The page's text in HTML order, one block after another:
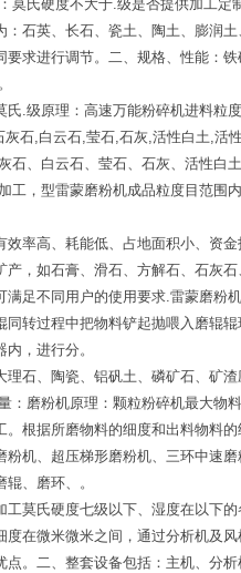
氏硬度不大于.级是否提供加工
石英、长石、瓷土、陶土、膨润
求进行调节。二、规格、性能：
.级原理：高速万能粉碎机进料粒
石,白云石,莹石,石灰,活性白土,活
、白云石、莹石、石灰、活性白
，型雷蒙磨粉机成品粒度目范围
率高、耗能低、占地面积小、资
，如石膏、滑石、方解石、石灰
足不同用户的使用要求.雷蒙磨粉
转过程中把物料铲起抛喂入磨辊
，进行分。
石、陶瓷、铝矾土、磷矿石、矿
磨粉机原理：颗粒粉碎机最大物
根据所磨物料的细度和出料物料
机、超压梯形磨粉机、三环中速
、磨环、。
莫氏硬度七级以下、湿度在以下
在微米微米之间，通过分析机及
。二、整套设备包括：主机、分